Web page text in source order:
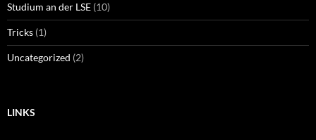
Studium an der LSE (10)
Tricks (1)
Uncategorized (2)
LINKS